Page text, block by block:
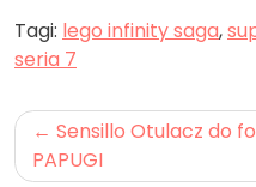
Tagi: lego infinity saga,
seria 7
Nawigacja
wpisu
Sensillo Otulacz do
PAPUGI